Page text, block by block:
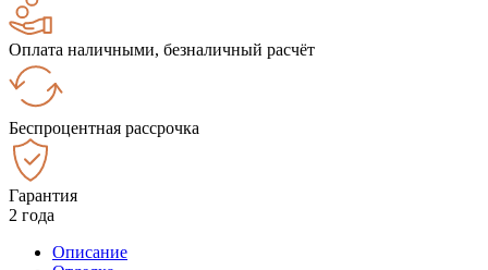
Оплата наличными, безналичный расчёт
Беспроцентная рассрочка
Гарантия
2 года
Описание